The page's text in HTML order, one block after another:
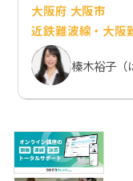
大阪府 大阪市
近鉄難波線・大阪
榛木裕子（